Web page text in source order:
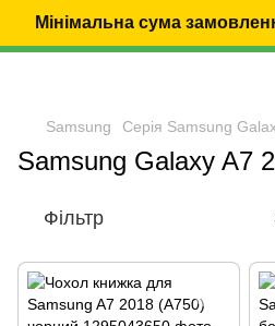
Мінімальна сума
Samsung Серія Samsung
Samsung Galaxy A7
Фільтр